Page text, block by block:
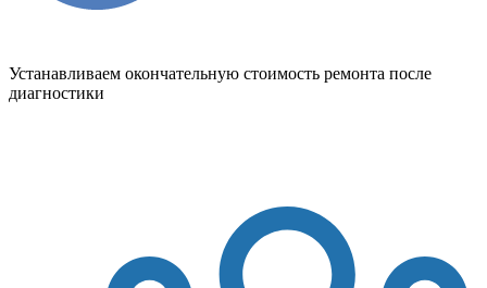
Устанавливаем окончательную стоимость ремонта после
диагностики